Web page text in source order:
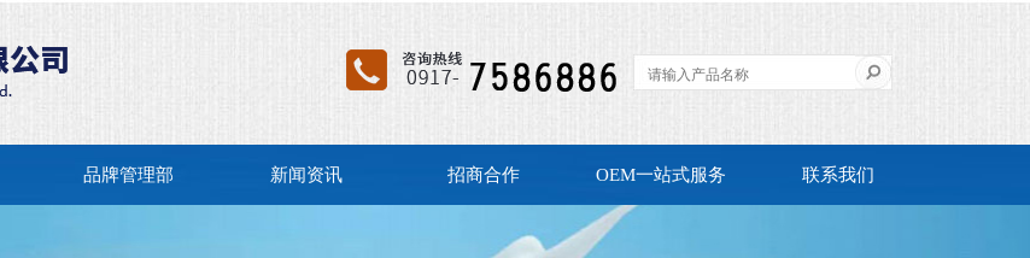
品牌管理部 新闻资讯 招商合作 OEM一站式服务 联系我们